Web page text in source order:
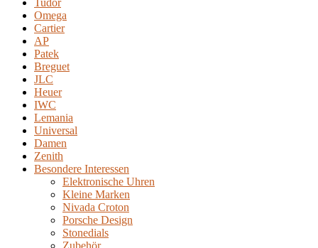
Tudor
Omega
Cartier
AP
Patek
Breguet
JLC
Heuer
IWC
Lemania
Universal
Damen
Zenith
Besondere Interessen
Elektronische Uhren
Kleine Marken
Nivada Croton
Porsche Design
Stonedials